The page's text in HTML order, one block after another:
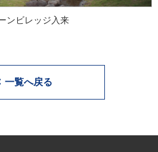
ンビレッジ入来
一覧へ戻る